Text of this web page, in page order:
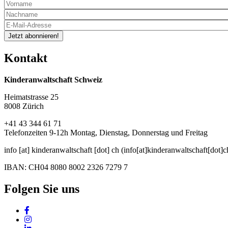
Jetzt abonnieren!
Kontakt
Kinderanwaltschaft Schweiz
Heimatstrasse 25
8008 Zürich
+41 43 344 61 71
Telefonzeiten 9-12h Montag, Dienstag, Donnerstag und Freitag
info [at] kinderanwaltschaft [dot] ch
IBAN: CH04 8080 8002 2326 7279 7
Folgen Sie uns